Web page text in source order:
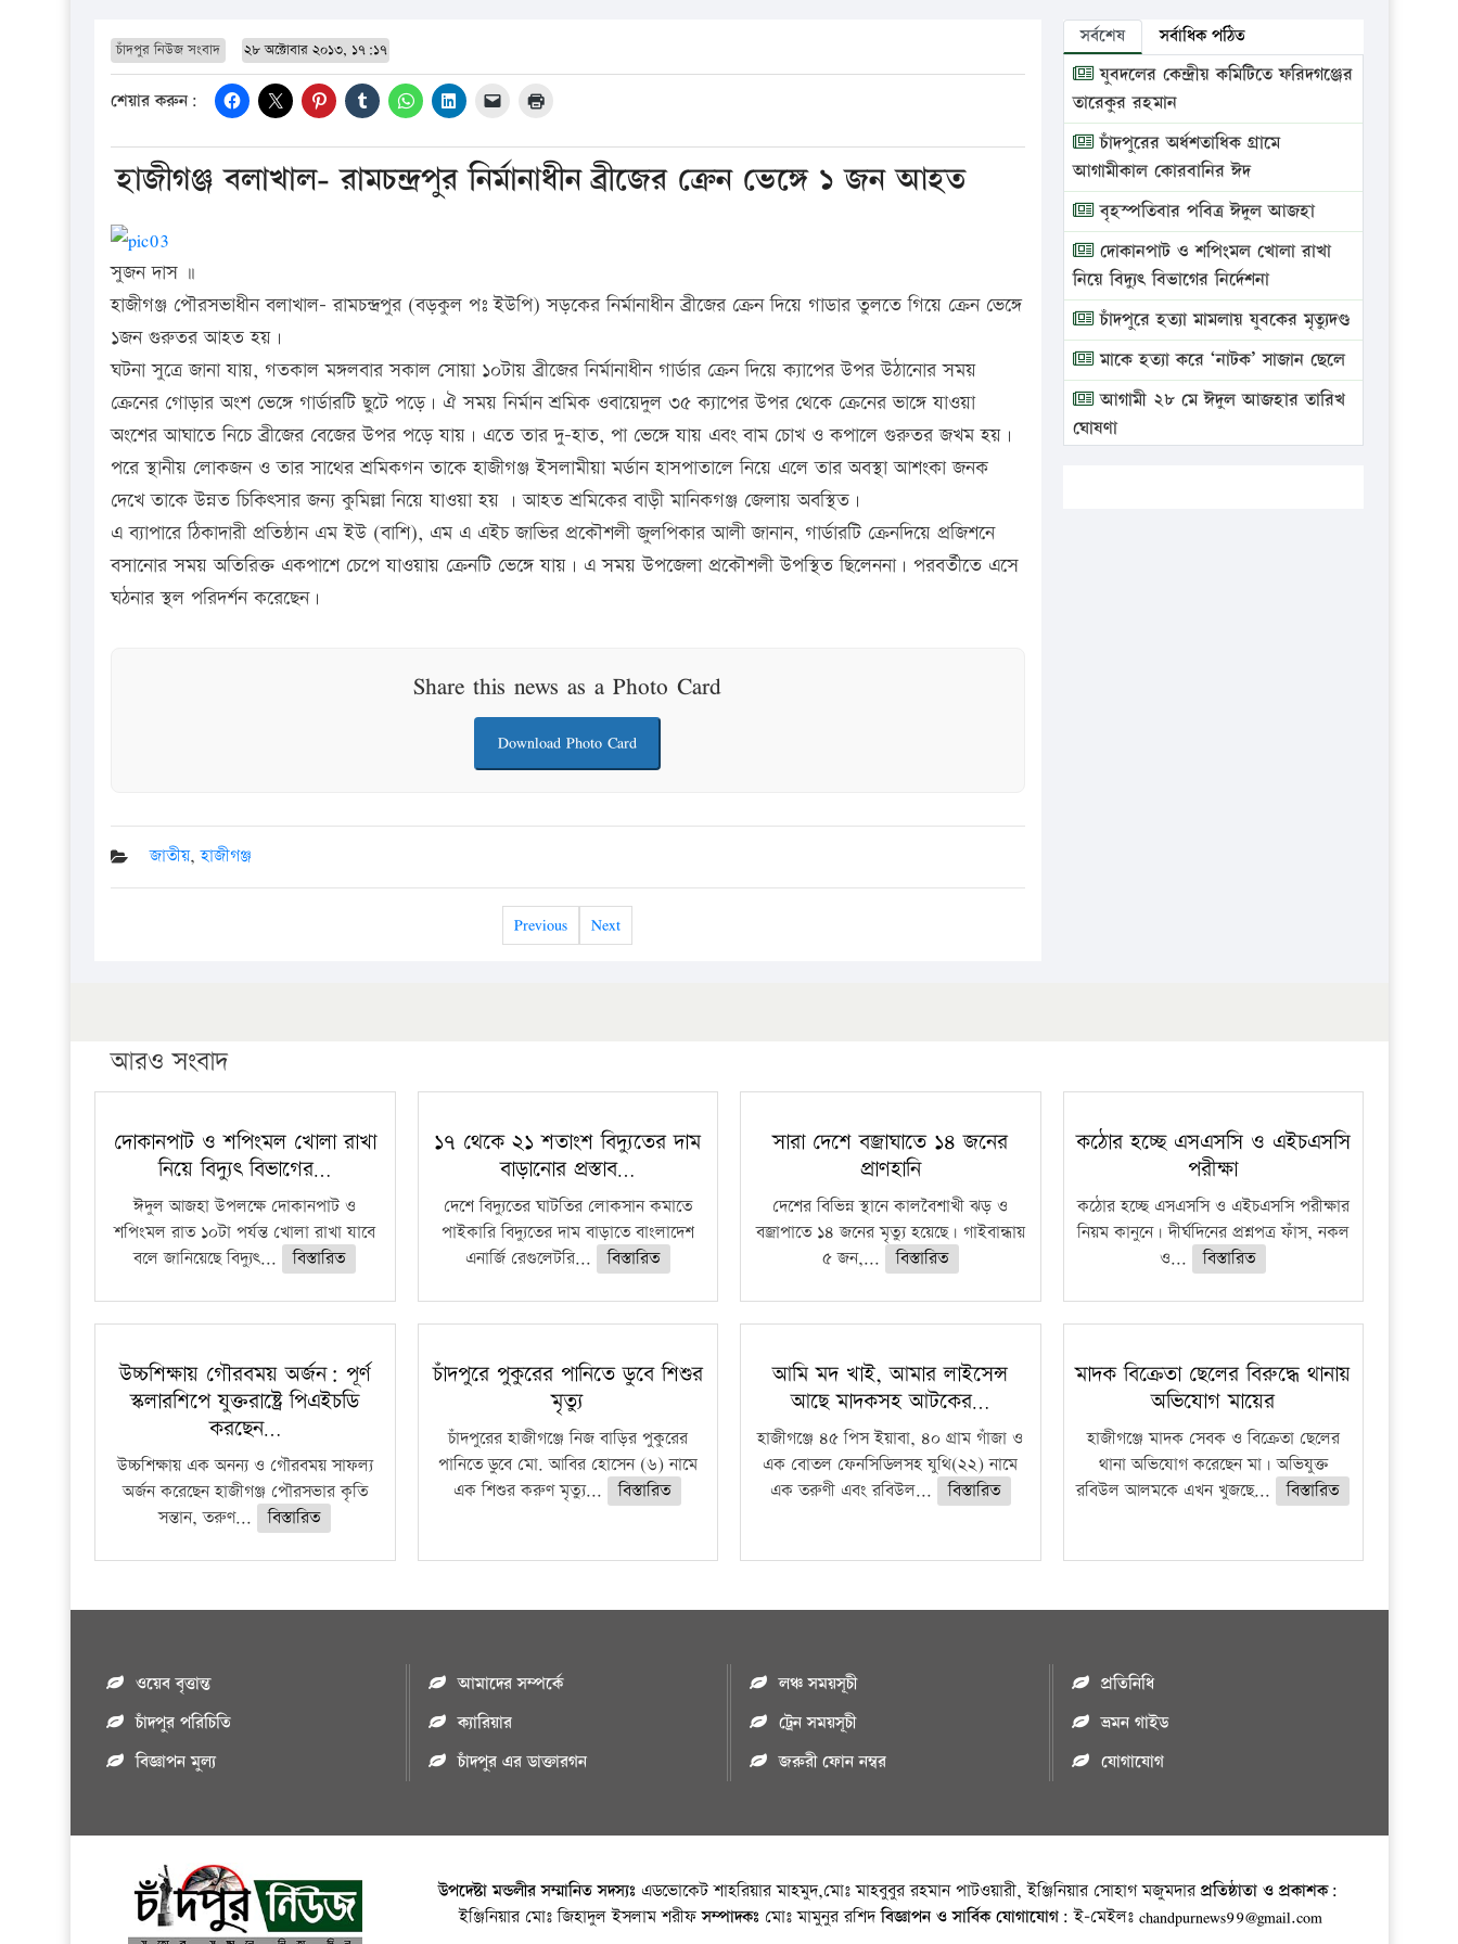
চাঁদপুর নিউজ সংবাদ ২৮ অক্টোবার ২০১৩, ১৭:১৭
শেয়ার করুন:
হাজীগঞ্জ বলাখাল- রামচন্দ্রপুর নির্মানাধীন ব্রীজের ক্রেন ভেঙ্গে ১ জন আহত
সুজন দাস ॥
হাজীগঞ্জ পৌরসভাধীন বলাখাল- রামচন্দ্রপুর (বড়কুল পঃ ইউপি) সড়কের নির্মানাধীন ব্রীজের ক্রেন দিয়ে গাডার তুলতে গিয়ে ক্রেন ভেঙ্গে
১জন গুরুতর আহত হয়।
ঘটনা সুত্রে জানা যায়, গতকাল মঙ্গলবার সকাল সোয়া ১০টায় ব্রীজের নির্মানাধীন গার্ডার ক্রেন দিয়ে ক্যাপের উপর উঠানোর সময়
ক্রেনের গোড়ার অংশ ভেঙ্গে গার্ডারটি ছুটে পড়ে। ঐ সময় নির্মান শ্রমিক ওবায়েদুল ৩৫ ক্যাপের উপর থেকে ক্রেনের ভাঙ্গে যাওয়া
অংশের আঘাতে নিচে ব্রীজের বেজের উপর পড়ে যায়। এতে তার দু-হাত, পা ভেঙ্গে যায় এবং বাম চোখ ও কপালে গুরুতর জখম হয়।
পরে স্থানীয় লোকজন ও তার সাথের শ্রমিকগন তাকে হাজীগঞ্জ ইসলামীয়া মর্ডান হাসপাতালে নিয়ে এলে তার অবস্থা আশংকা জনক
দেখে তাকে উন্নত চিকিৎসার জন্য কুমিল্লা নিয়ে যাওয়া হয় । আহত শ্রমিকের বাড়ী মানিকগঞ্জ জেলায় অবস্থিত।
এ ব্যাপারে ঠিকাদারী প্রতিষ্ঠান এম ইউ (বাশি), এম এ এইচ জাভির প্রকৌশলী জুলপিকার আলী জানান, গার্ডারটি ক্রেনদিয়ে প্রজিশনে
বসানোর সময় অতিরিক্ত একপাশে চেপে যাওয়ায় ক্রেনটি ভেঙ্গে যায়। এ সময় উপজেলা প্রকৌশলী উপস্থিত ছিলেননা। পরবর্তীতে এসে
ঘঠনার স্থল পরিদর্শন করেছেন।
Share this news as a Photo Card
Download Photo Card
জাতীয়,হাজীগঞ্জ
Previous Next
সর্বশেষ সর্বাধিক পঠিত
যুবদলের কেন্দ্রীয় কমিটিতে ফরিদগঞ্জের
তারেকুর রহমান
চাঁদপুরের অর্ধশতাধিক গ্রামে
আগামীকাল কোরবানির ঈদ
বৃহস্পতিবার পবিত্র ঈদুল আজহা
দোকানপাট ও শপিংমল খোলা রাখা
নিয়ে বিদ্যুৎ বিভাগের নির্দেশনা
চাঁদপুরে হত্যা মামলায় যুবকের মৃত্যুদণ্ড
মাকে হত্যা করে ‘নাটক’ সাজান ছেলে
আগামী ২৮ মে ঈদুল আজহার তারিখ
ঘোষণা
আরও সংবাদ
দোকানপাট ও শপিংমল খোলা রাখা
নিয়ে বিদ্যুৎ বিভাগের…
ঈদুল আজহা উপলক্ষে দোকানপাট ও
শপিংমল রাত ১০টা পর্যন্ত খোলা রাখা যাবে
বলে জানিয়েছে বিদ্যুৎ...
বিস্তারিত
১৭ থেকে ২১ শতাংশ বিদ্যুতের দাম
বাড়ানোর প্রস্তাব…
দেশে বিদ্যুতের ঘাটতির লোকসান কমাতে
পাইকারি বিদ্যুতের দাম বাড়াতে বাংলাদেশ
এনার্জি রেগুলেটরি...
বিস্তারিত
সারা দেশে বজ্রাঘাতে ১৪ জনের
প্রাণহানি
দেশের বিভিন্ন স্থানে কালবৈশাখী ঝড় ও
বজ্রাপাতে ১৪ জনের মৃত্যু হয়েছে। গাইবান্ধায়
৫ জন,...
বিস্তারিত
কঠোর হচ্ছে এসএসসি ও এইচএসসি
পরীক্ষা
কঠোর হচ্ছে এসএসসি ও এইচএসসি পরীক্ষার
নিয়ম কানুনে। দীর্ঘদিনের প্রশ্নপত্র ফাঁস, নকল
ও...
বিস্তারিত
উচ্চশিক্ষায় গৌরবময় অর্জন: পূর্ণ
স্কলারশিপে যুক্তরাষ্ট্রে পিএইচডি
করছেন…
উচ্চশিক্ষায় এক অনন্য ও গৌরবময় সাফল্য
অর্জন করেছেন হাজীগঞ্জ পৌরসভার কৃতি
সন্তান, তরুণ...
বিস্তারিত
চাঁদপুরে পুকুরের পানিতে ডুবে শিশুর
মৃত্যু
চাঁদপুরের হাজীগঞ্জে নিজ বাড়ির পুকুরের
পানিতে ডুবে মো. আবির হোসেন (৬) নামে
এক শিশুর করুণ মৃত্যু...
বিস্তারিত
আমি মদ খাই, আমার লাইসেন্স
আছে মাদকসহ আটকের…
হাজীগঞ্জে ৪৫ পিস ইয়াবা, ৪০ গ্রাম গাঁজা ও
এক বোতল ফেনসিডিলসহ যুথি(২২) নামে
এক তরুণী এবং রবিউল...
বিস্তারিত
মাদক বিক্রেতা ছেলের বিরুদ্ধে থানায়
অভিযোগ মায়ের
হাজীগঞ্জে মাদক সেবক ও বিক্রেতা ছেলের
থানা অভিযোগ করেছেন মা। অভিযুক্ত
রবিউল আলমকে এখন খুজছে...
বিস্তারিত
ওয়েব বৃত্তান্ত
চাঁদপুর পরিচিতি
বিজ্ঞাপন মুল্য
আমাদের সম্পর্কে
ক্যারিয়ার
চাঁদপুর এর ডাক্তারগন
লঞ্চ সময়সূচী
ট্রেন সময়সূচী
জরুরী ফোন নম্বর
প্রতিনিধি
ভ্রমন গাইড
যোগাযোগ
উপদেষ্টা মন্ডলীর সম্মানিত সদস্যঃ এডভোকেট শাহরিয়ার মাহমুদ,মোঃ মাহবুবুর রহমান পাটওয়ারী, ইঞ্জিনিয়ার সোহাগ মজুমদারপ্রতিষ্ঠাতা ও প্রকাশক:
ইঞ্জিনিয়ার মোঃ জিহাদুল ইসলাম শরীফসম্পাদকঃ মোঃ মামুনুর রশিদবিজ্ঞাপন ও সার্বিক যোগাযোগ: ই-মেইলঃ chandpurnews99@gmail.com